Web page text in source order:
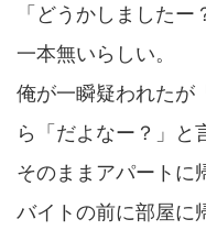
「どうかしました
一本無いらしい。
俺が一瞬疑われたが
ら「だよなー？」と
そのままアパートに
バイトの前に部屋に